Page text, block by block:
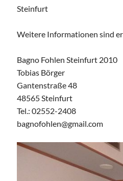
Steinfurt
Weitere Informationen sind
Bagno Fohlen Steinfurt 2010
Tobias Börger
Gantenstraße 48
48565 Steinfurt
Tel.: 02552-2408
bagnofohlen@gmail.com